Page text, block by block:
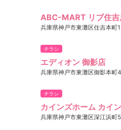
ABC-MART リブ住吉
兵庫県神戸市東灘区住吉本町
チラシ
エディオン 御影店
兵庫県神戸市東灘区御影本町
チラシ
カインズホーム カイ
兵庫県神戸市東灘区深江浜町